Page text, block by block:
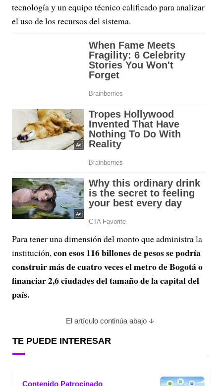
tecnología y un equipo técnico calificado para analizar
el uso de los recursos del sistema.
Para tener una dimensión del monto que administra la
institución,con esos 116 billones de pesos se podría
construir más de cuatro veces el metro de Bogotá o
financiar 2,6 ciudades del tamaño de la capital del
país.
El artículo continúa abajo
TE PUEDE INTERESAR
Contenido Patrocinado